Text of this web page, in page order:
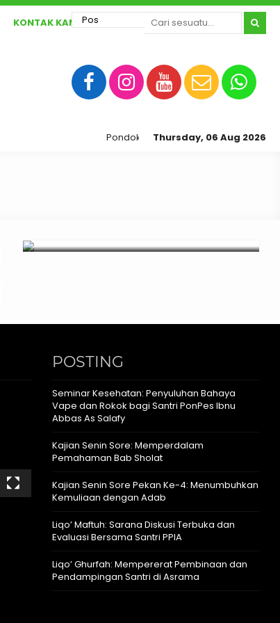
KONTAK KAMI
Thursday, 06 Aug 2026
Pondok pesantren ibnu abbas
POSTING
Seminar Kesehatan: Penyuluhan Bahaya
Vape dan Rokok bagi Santri PonPes Ibnu
Abbas As Salafy
Kajian Senin Sore: Memperdalam
Pemahaman Bab Sholat
Kajian Senin Sore Pekan Ke-4: Menumbuhkan
Kemuliaan dengan Adab
Liqo’ Maftuh: Sarana Diskusi Terbuka dan
Evaluasi Bersama Santri PPIA
Liqo’ Ghurfah: Mempererat Pembinaan dan
Pendampingan Santri di Asrama